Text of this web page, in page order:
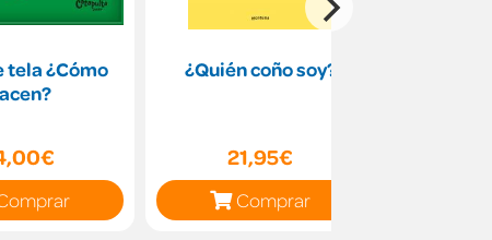
tela ¿Cómo
¿Quién coño soy?
21,95€
Comprar